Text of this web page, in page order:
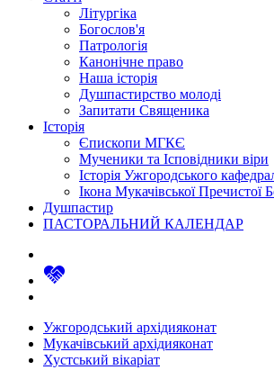
Літургіка
Богослов'я
Патрологія
Канонічне право
Наша історія
Душпастирство молоді
Запитати Священика
Історія
Єпископи МГКЄ
Мученики та Ісповідники віри
Історія Ужгородського
Ікона Мукачівської Пречистої
Душпастир
ПАСТОРАЛЬНИЙ КАЛЕНДАР
Ужгородський архідияконат
Мукачівський архідияконат
Хустський вікаріат